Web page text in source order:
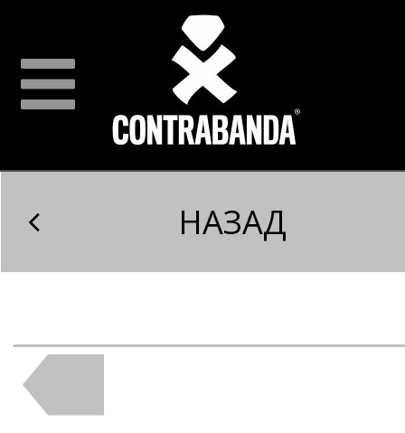
НАЗАД